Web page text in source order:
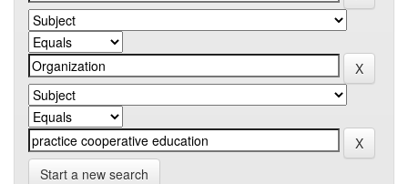
Start a new search